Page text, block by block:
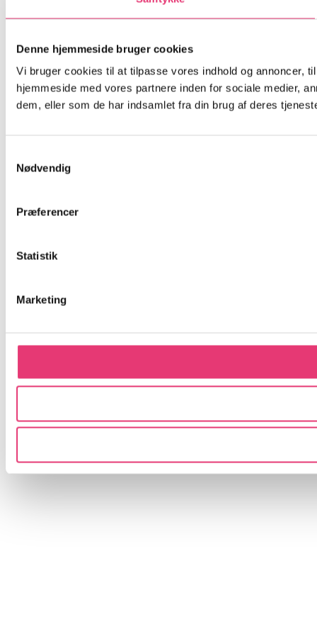
Denne hjemmeside bruger cookies
Vi bruger cookies til at tilpasse vores indhold og annoncer,
hjemmeside med vores partnere inden for sociale medier,
dem, eller som de har indsamlet fra din brug af deres
Nødvendig
Præferencer
Statistik
Marketing